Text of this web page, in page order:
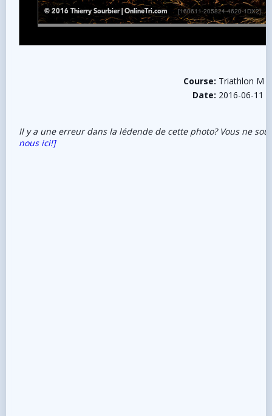
Course: Triathlon M
Date: 2016-06-11
Il y a une erreur dans la lédende de cette photo? Vous ne
nous ici!]